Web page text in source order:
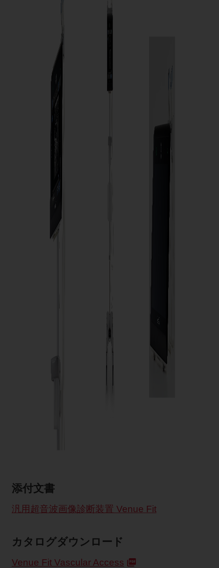
添付文書
汎用超音波画像診断装置 Venue Fit
カタログダウンロード
Venue Fit Vascular Access